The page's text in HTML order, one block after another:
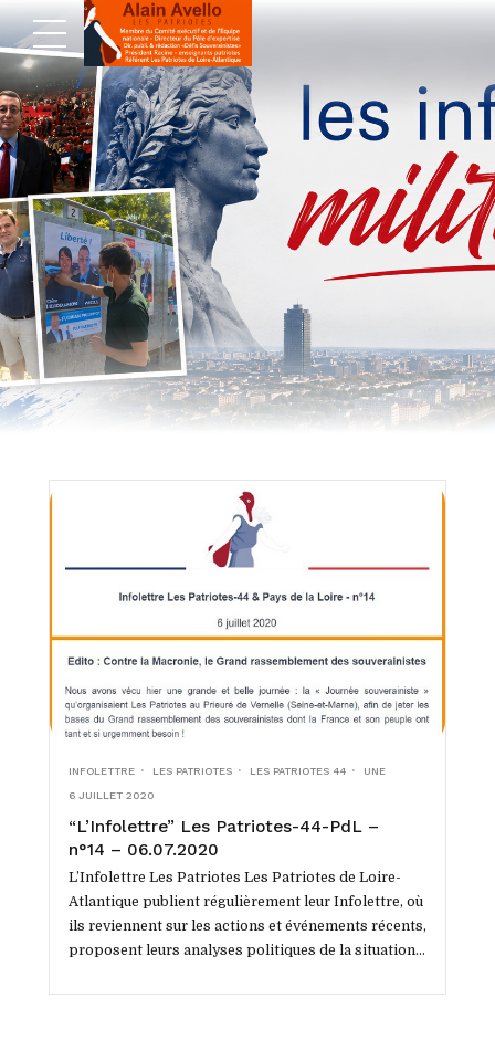
INFOLETTRE LES PATRIOTES LES PATRIOTES 44
UNE
6 JUILLET 2020
“L’Infolettre” Les Patriotes-44-PdL –
n°14 – 06.07.2020
L’Infolettre Les Patriotes Les Patriotes de Loire-
Atlantique publient régulièrement leur Infolettre, où
ils reviennent sur les actions et événements récents,
proposent leurs analyses politiques de la situation